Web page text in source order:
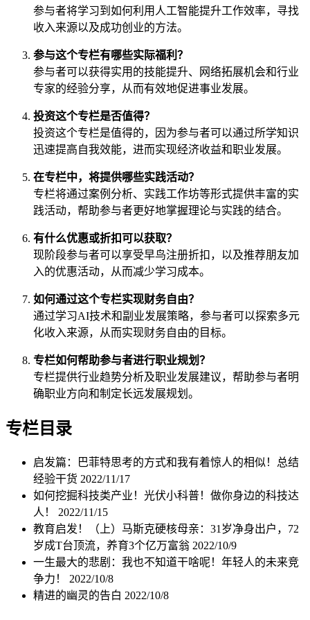
参与者将学习到如何利用人工智能提升工作效率，寻找
收入来源以及成功创业的方法。
参与这个专栏有哪些实际福利？
参与者可以获得实用的技能提升、网络拓展机会和行业
专家的经验分享，从而有效地促进事业发展。
投资这个专栏是否值得？
投资这个专栏是值得的，因为参与者可以通过所学知识
迅速提高自我效能，进而实现经济收益和职业发展。
在专栏中，将提供哪些实践活动？
专栏将通过案例分析、实践工作坊等形式提供丰富的实
践活动，帮助参与者更好地掌握理论与实践的结合。
有什么优惠或折扣可以获取？
现阶段参与者可以享受早鸟注册折扣，以及推荐朋友加
入的优惠活动，从而减少学习成本。
如何通过这个专栏实现财务自由？
通过学习AI技术和副业发展策略，参与者可以探索多元
化收入来源，从而实现财务自由的目标。
专栏如何帮助参与者进行职业规划？
专栏提供行业趋势分析及职业发展建议，帮助参与者明
确职业方向和制定长远发展规划。
专栏目录
启发篇：巴菲特思考的方式和我有着惊人的相似！总结
经验干货 2022/11/17
如何挖掘科技类产业！光伏小科普！做你身边的科技达
人！ 2022/11/15
教育启发！（上）马斯克硬核母亲：31岁净身出户，72
岁成T台顶流，养育3个亿万富翁 2022/10/9
一生最大的悲剧：我也不知道干啥呢！年轻人的未来竞
争力！ 2022/10/8
精进的幽灵的告白 2022/10/8